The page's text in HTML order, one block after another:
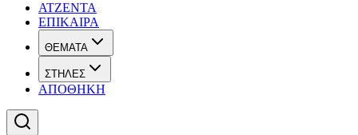
ΑΤΖΕΝΤΑ
ΕΠΙΚΑΙΡΑ
ΘΕΜΑΤΑ
ΣΤΗΛΕΣ
ΑΠΟΘΗΚΗ